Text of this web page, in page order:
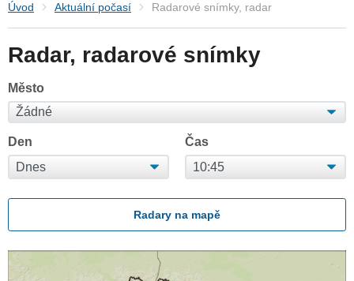
Úvod Aktuální počasí Radarové snímky, radar
Radar, radarové snímky
Město
Den Čas
Radary na mapě